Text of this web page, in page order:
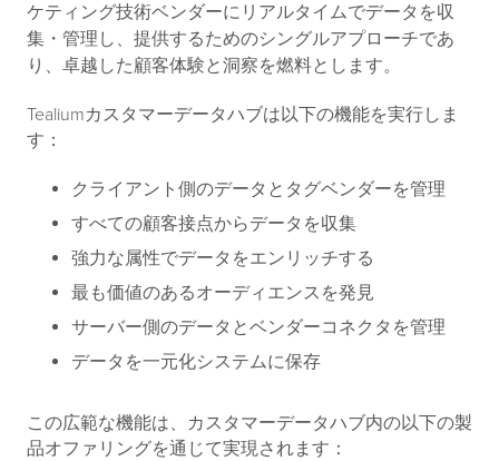
ケティング技術ベンダーにリアルタイムでデータを収
集・管理し、提供するためのシングルアプローチであ
り、卓越した顧客体験と洞察を燃料とします。
Tealiumカスタマーデータハブは以下の機能を実行しま
す：
クライアント側のデータとタグベンダーを管理
すべての顧客接点からデータを収集
強力な属性でデータをエンリッチする
最も価値のあるオーディエンスを発見
サーバー側のデータとベンダーコネクタを管理
データを一元化システムに保存
この広範な機能は、カスタマーデータハブ内の以下の製
品オファリングを通じて実現されます：